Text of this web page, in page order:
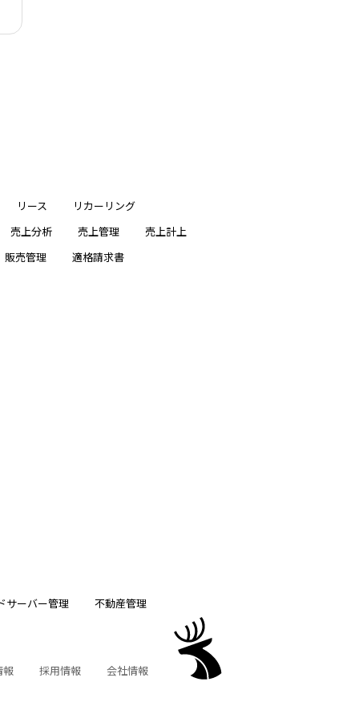
リース
リカーリング
売上分析
売上管理
売上計上
販売管理
適格請求書
サーバー管理 不動産管理
報 採用情報 会社情報